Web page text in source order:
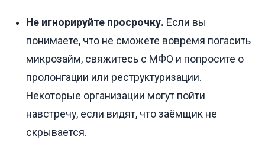
Не игнорируйте просрочку. Если вы
понимаете, что не сможете вовремя погасить
микрозайм, свяжитесь с МФО и попросите о
пролонгации или реструктуризации.
Некоторые организации могут пойти
навстречу, если видят, что заёмщик не
скрывается.